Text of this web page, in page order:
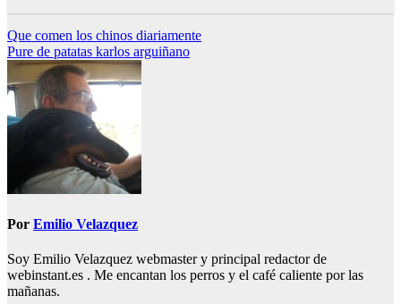
Navegación
de
entradas
Que comen los chinos diariamente
Pure de patatas karlos arguiñano
Por Emilio Velazquez
Soy Emilio Velazquez webmaster y principal redactor de
webinstant.es . Me encantan los perros y el café caliente por las
mañanas.